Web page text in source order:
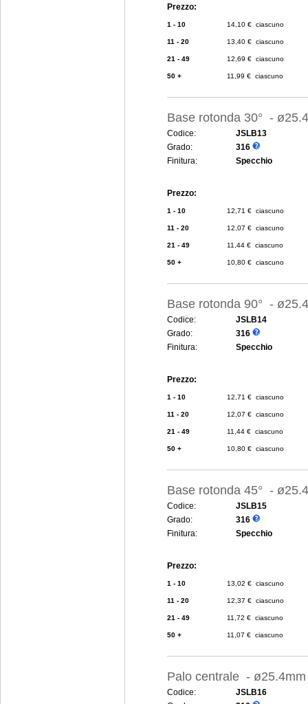
Prezzo:
1 - 10 14,10 € ciascuno
11 - 20 13,40 € ciascuno
21 - 49 12,69 € ciascuno
50 + 11,99 € ciascuno
Base rotonda 30° -
Codice:
JSLB13
Grado:
316
Finitura:
Specchio
Prezzo:
1 - 10 12,71 € ciascuno
11 - 20 12,07 € ciascuno
21 - 49 11,44 € ciascuno
50 + 10,80 € ciascuno
Base rotonda 90° -
Codice:
JSLB14
Grado:
316
Finitura:
Specchio
Prezzo:
1 - 10 12,71 € ciascuno
11 - 20 12,07 € ciascuno
21 - 49 11,44 € ciascuno
50 + 10,80 € ciascuno
Base rotonda 45° -
Codice:
JSLB15
Grado:
316
Finitura:
Specchio
Prezzo:
1 - 10 13,02 € ciascuno
11 - 20 12,37 € ciascuno
21 - 49 11,72 € ciascuno
50 + 11,07 € ciascuno
Palo centrale - ø25.4mm
Codice:
JSLB16